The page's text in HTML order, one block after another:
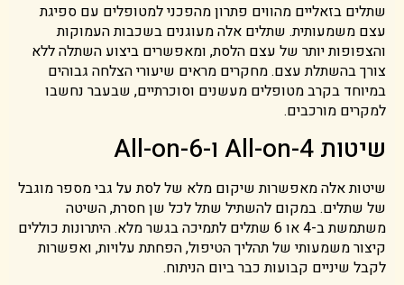
שתלים בזאליים מהווים פתרון מהפכני למטופלים עם ספיגת
עצם משמעותית. שתלים אלה מעוגנים בשכבות העמוקות
והצפופות יותר של עצם הלסת, ומאפשרים ביצוע השתלה ללא
צורך בהשתלת עצם. מחקרים מראים שיעורי הצלחה גבוהים
במיוחד בקרב מטופלים מעשנים וסוכרתיים, שבעבר נחשבו
למקרים מורכבים.
שיטות All-on-4 ו-All-on-6
שיטות אלה מאפשרות שיקום מלא של לסת על גבי מספר מוגבל
של שתלים. במקום להשתיל שתל לכל שן חסרת, השיטה
משתמשת ב-4 או 6 שתלים לתמיכה בגשר מלא. היתרונות כוללים
קיצור משמעותי של תהליך הטיפול, הפחתת עלויות, ואפשרות
לקבל שיניים קבועות כבר ביום הניתוח.